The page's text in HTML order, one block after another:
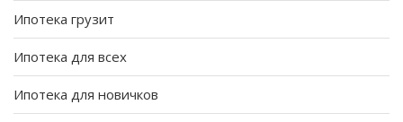
Ипотека грузит
Ипотека для всех
Ипотека для новичков